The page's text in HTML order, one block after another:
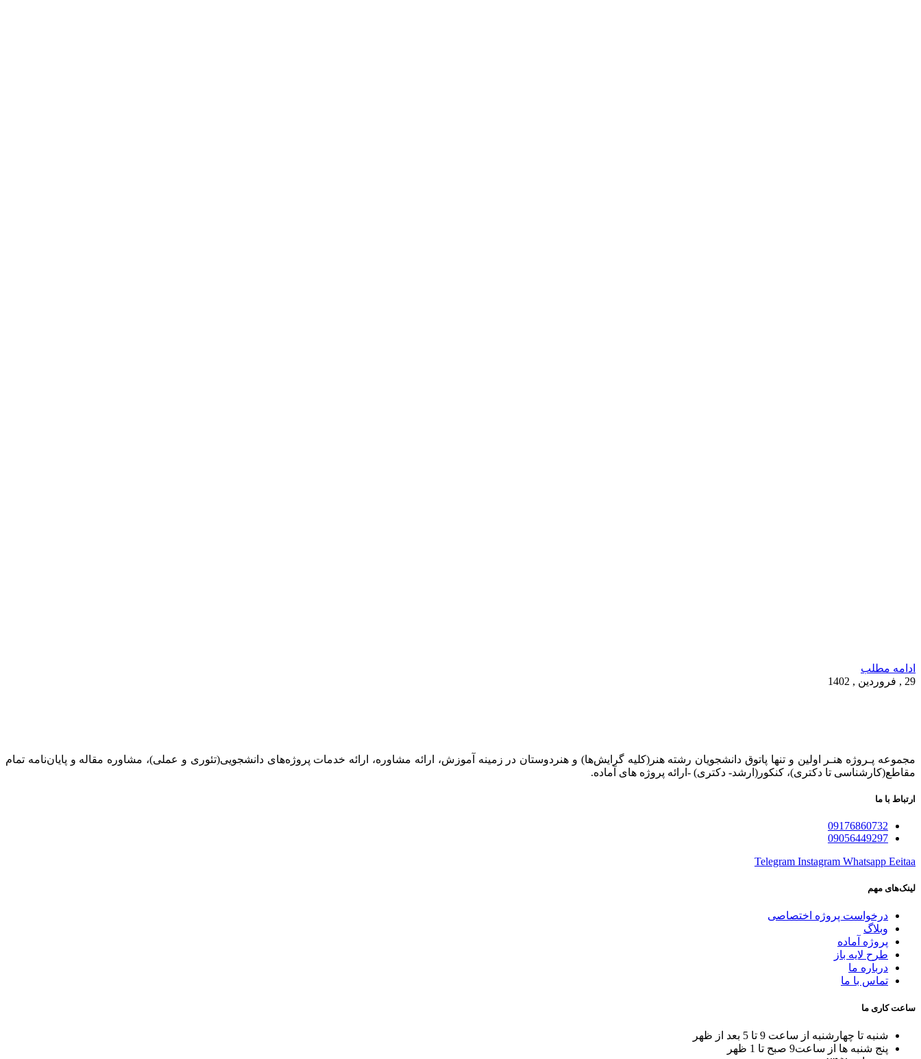
ادامه مطلب
29 , فروردین , 1402
مجموعه پـروژه‌ هنـر اولین و تنها پاتوق دانشجویان رشته هنر(کلیه گرایش‌ها) و هنردوستان در زمینه آموزش، ارائه‌ مشاوره‌، ارائه خدمات پروژه‌های‌ دانشجویی(تئوری و عملی)، مشاوره مقاله و پایان‌نامه تمام
مقاطع(کارشناسی تا دکتری)، کنکور(ارشد- دکتری) -ارائه پروژه های آماده.
ارتباط با ما
09176860732
09056449297
Telegram Instagram Whatsapp Eeitaa
لینک‌های مهم
درخواست پروژه اختصاصی
وبلاگ
پروژه آماده
طرح لایه باز
درباره ما
تماس با ما
ساعت کاری ما
شنبه تا چهارشنبه از ساعت 9 تا 5 بعد از ظهر
پنج شنبه ها از ساعت9 صبح تا 1 ظهر